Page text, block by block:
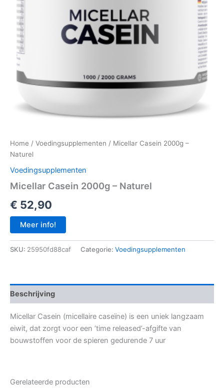
Home / Voedingsupplementen / Micellar Casein 2000g –
Naturel
Voedingsupplementen
Micellar Casein 2000g – Naturel
€ 52,90
Meer info!
SKU: 25950fd88caf Categorie: Voedingsupplementen
Beschrijving
Micellar Casein (micellaire caseïne) is een uniek langzaam
eiwit, dat zorgt voor een ’time released’-afgifte van
bouwstoffen voor de spieren gedurende 7 uur
Gerelateerde producten